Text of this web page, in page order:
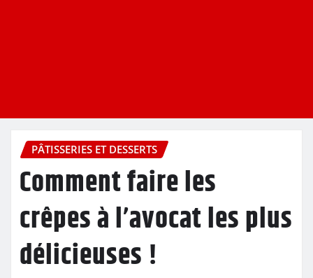
PÂTISSERIES ET DESSERTS
Comment faire les
crêpes à l’avocat les plus
délicieuses !